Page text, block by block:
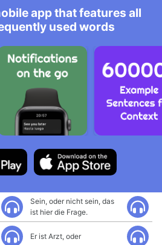
app that features all
used words
Sein, oder nicht sein, das
ist hier die Frage.
Er ist Arzt, oder